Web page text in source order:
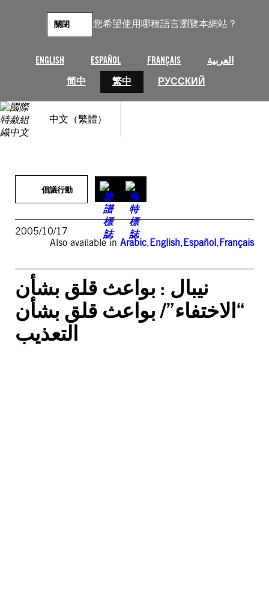
您希望使用哪種語言瀏覽本網站？
ENGLISH ESPAÑOL FRANÇAIS
العربية
简中
繁中 РУССКИЙ
關閉
中文（繁體）
倡議行動
2005/10/17
Also available in Arabic,English,Español,Français
نيبال : بواعث قلق بشأن
“الاختفاء”/ بواعث قلق بشأن
التعذيب